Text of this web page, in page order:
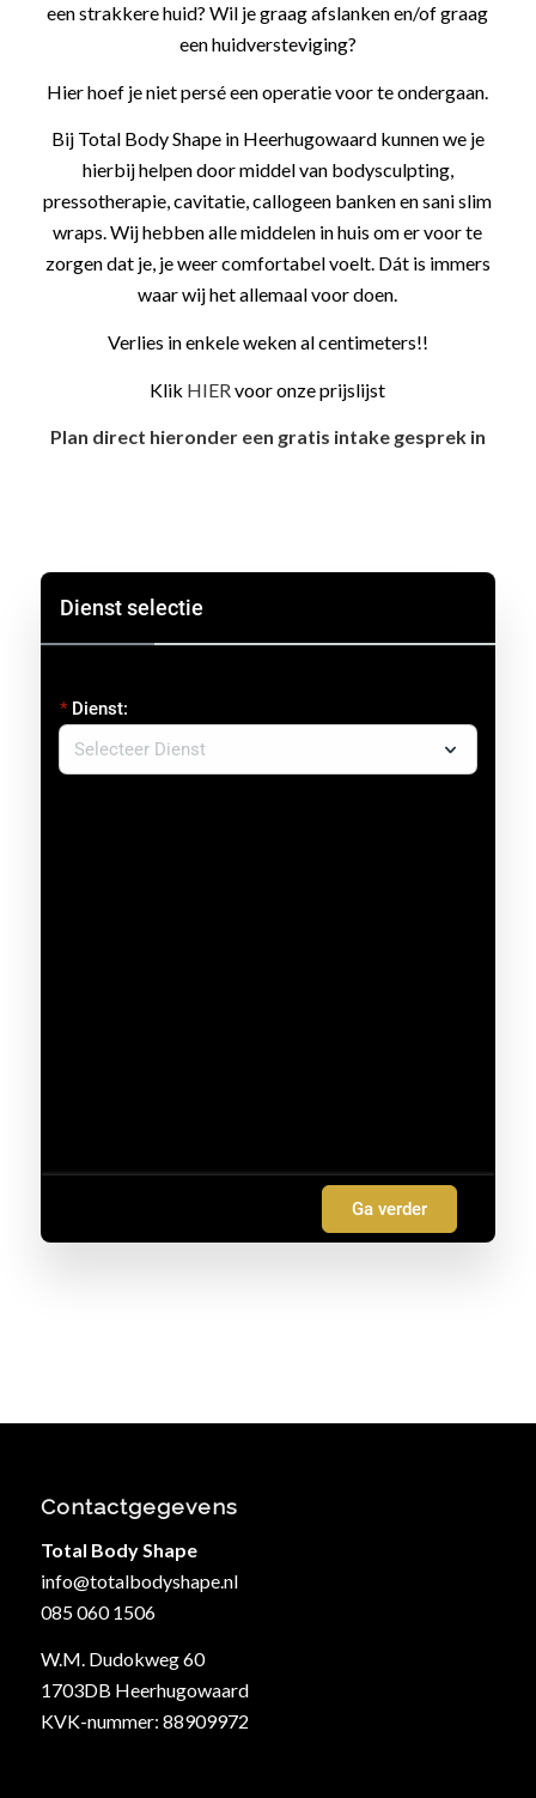
een strakkere huid? Wil je graag afslanken en/of graag
een huidversteviging?
Hier hoef je niet persé een operatie voor te ondergaan.
Bij Total Body Shape in Heerhugowaard kunnen we je
hierbij helpen door middel van bodysculpting,
pressotherapie, cavitatie, callogeen banken en sani slim
wraps. Wij hebben alle middelen in huis om er voor te
zorgen dat je, je weer comfortabel voelt. Dát is immers
waar wij het allemaal voor doen.
Verlies in enkele weken al centimeters!!
Klik HIER voor onze prijslijst
Plan direct hieronder een gratis intake gesprek in
Dienst selectie
Dienst:
Ga verder
Contactgegevens
Total Body Shape
info@totalbodyshape.nl
085 060 1506
W.M. Dudokweg 60
1703DB Heerhugowaard
KVK-nummer: 88909972